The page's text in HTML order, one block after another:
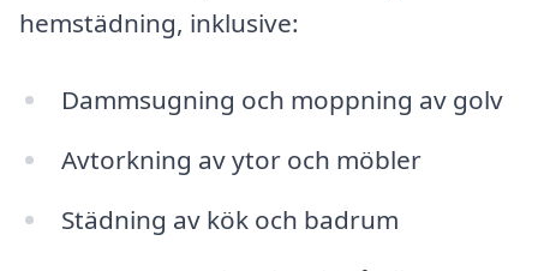
hemstädning, inklusive:
Dammsugning och moppning av golv
Avtorkning av ytor och möbler
Städning av kök och badrum